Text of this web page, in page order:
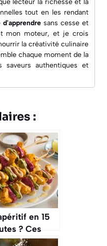
lecteur la richesse et la
tout en les rendant
sans cesse et
mon moteur, et je crois
la créativité culinaire
chaque moment de la
saveurs authentiques et
:
en 15
? Ces
brochettes